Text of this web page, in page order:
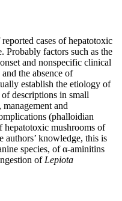
cases of hepatotoxic
Probably factors such as the
and nonspecific clinical
the absence of
establish the etiology of
descriptions in small
and
(phalloidian
hepatotoxic mushrooms of
authors’ knowledge, this is
species, of α-aminitins
of Lepiota